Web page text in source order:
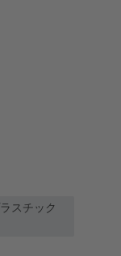
スチック